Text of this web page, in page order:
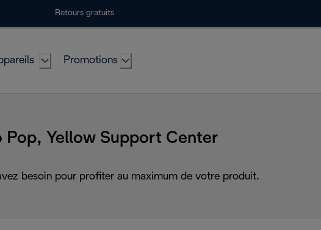
Retours gratuits
Promotions
Pop, Yellow Support Center
besoin pour profiter au maximum de votre produit.